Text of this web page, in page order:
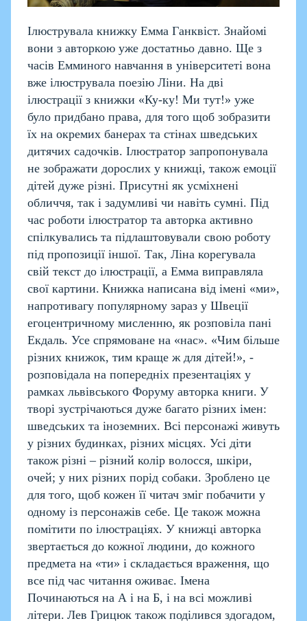
Ілюструвала книжку Емма Ганквіст. Знайомі
вони з авторкою уже достатньо давно. Ще з
часів Емминого навчання в університеті вона
вже ілюструвала поезію Ліни. На дві
ілюстрації з книжки «Ку-ку! Ми тут!» уже
було придбано права, для того щоб зобразити
їх на окремих банерах та стінах шведських
дитячих садочків. Ілюстратор запропонувала
не зображати дорослих у книжці, також емоції
дітей дуже різні. Присутні як усміхнені
обличчя, так і задумливі чи навіть сумні. Під
час роботи ілюстратор та авторка активно
спілкувались та підлаштовували свою роботу
під пропозиції іншої. Так, Ліна корегувала
свій текст до ілюстрації, а Емма виправляла
свої картини. Книжка написана від імені «ми»,
напротивагу популярному зараз у Швеції
егоцентричному мисленню, як розповіла пані
Екдаль. Усе спрямоване на «нас». «Чим більше
різних книжок, тим краще ж для дітей!», -
розповідала на попередніх презентаціях у
рамках львівського Форуму авторка книги. У
творі зустрічаються дуже багато різних імен:
шведських та іноземних. Всі персонажі живуть
у різних будинках, різних місцях. Усі діти
також різні – різний колір волосся, шкіри,
очей; у них різних порід собаки. Зроблено це
для того, щоб кожен її читач зміг побачити у
одному із персонажів себе. Це також можна
помітити по ілюстраціях. У книжці авторка
звертається до кожної людини, до кожного
предмета на «ти» і складається враження, що
все під час читання оживає. Імена
Починаються на А і на Б, і на всі можливі
літери. Лев Грицюк також поділився здогадом,